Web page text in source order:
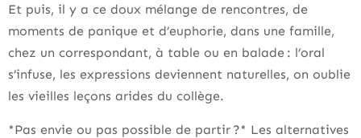
Et puis, il y a ce doux mélange de rencontres, de
moments de panique et d’euphorie, dans une famille,
chez un correspondant, à table ou en balade : l’oral
s’infuse, les expressions deviennent naturelles, on oublie
les vieilles leçons arides du collège.
*Pas envie ou pas possible de partir ?* Les alternatives